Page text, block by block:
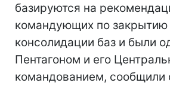
базируются на
командующих по закрытию
консолидации баз и были
Пентагоном и его
командованием, сообщили